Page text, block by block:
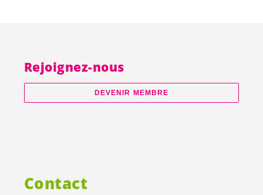
Rejoignez-nous
DEVENIR MEMBRE
Contact